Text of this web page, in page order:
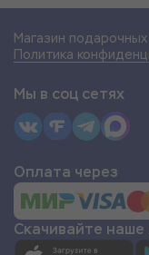
Магазин
Политика
Мы в соц сетях
Оплата через
Скачивайте